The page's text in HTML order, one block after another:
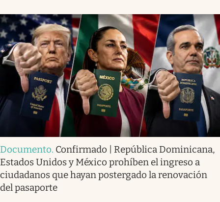
Documento. Confirmado | República Dominicana,
Estados Unidos y México prohíben el ingreso a
ciudadanos que hayan postergado la renovación
del pasaporte